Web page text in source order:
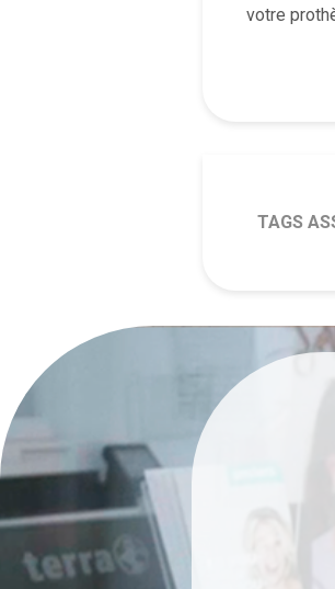
votre
TAGS